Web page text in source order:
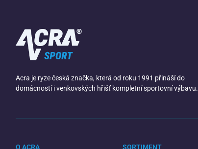
Acra je ryze česká značka, která od roku 1991 přináší do
domácností i venkovských hřišť kompletní sportovní výbavu.
O ACRA SORTIMENT